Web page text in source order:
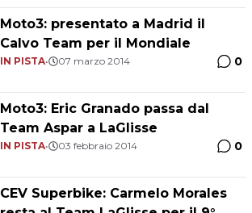
Moto3: presentato a Madrid il
Calvo Team per il Mondiale
IN PISTA• 07 marzo 2014 0
Moto3: Eric Granado passa dal
Team Aspar a LaGlisse
IN PISTA• 03 febbraio 2014 0
CEV Superbike: Carmelo Morales